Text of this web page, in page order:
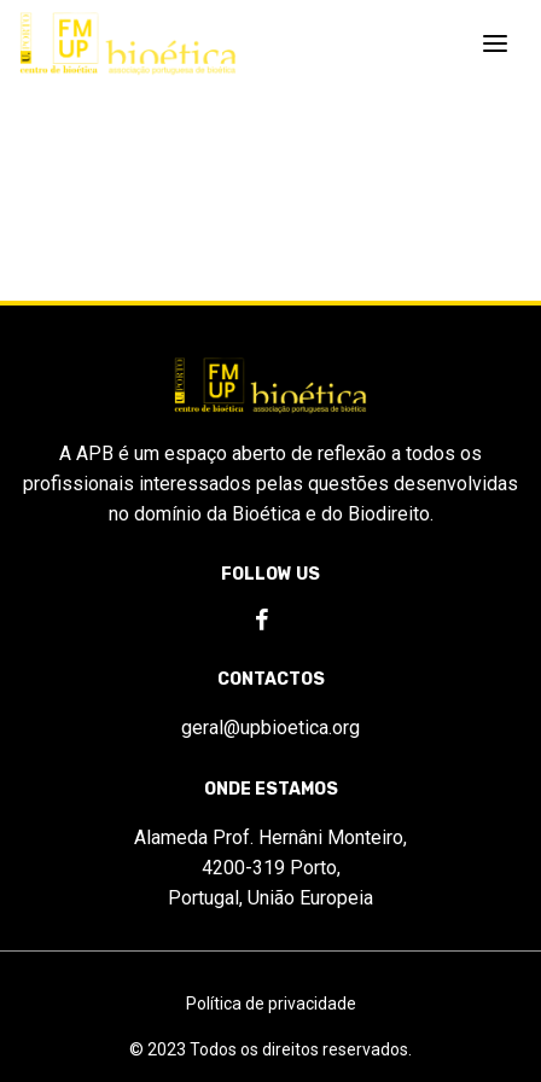
A APB é um espaço aberto de reflexão a todos os
profissionais interessados pelas questões desenvolvidas
no domínio da Bioética e do Biodireito.
FOLLOW US
CONTACTOS
geral@upbioetica.org
ONDE ESTAMOS
Alameda Prof. Hernâni Monteiro,
4200-319 Porto,
Portugal, União Europeia
© 2023 Todos os direitos reservados.
Política de privacidade